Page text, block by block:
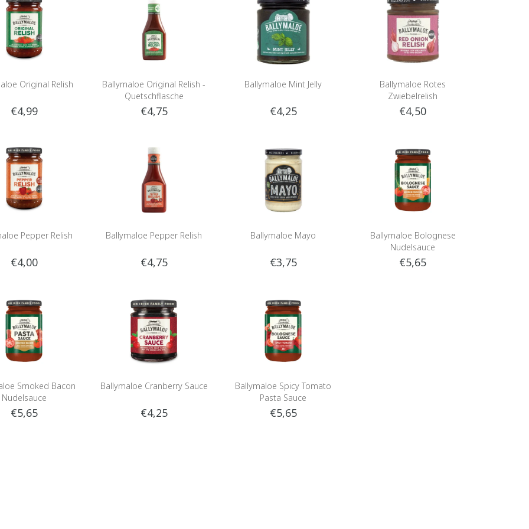
Original Relish
€4,99
Ballymaloe Original Relish -
Quetschflasche
€4,75
Ballymaloe Mint Jelly
€4,25
Ballymaloe Rotes
Zwiebelrelish
€4,50
Pepper Relish
€4,00
Ballymaloe Pepper Relish
€4,75
Ballymaloe Mayo
€3,75
Ballymaloe Bolognese
Nudelsauce
€5,65
Smoked Bacon
Nudelsauce
€5,65
Ballymaloe Cranberry Sauce
€4,25
Ballymaloe Spicy Tomato
Pasta Sauce
€5,65